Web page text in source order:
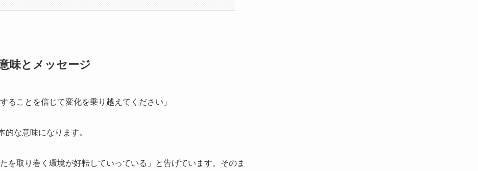
味とメッセージ
ることを信じて変化を乗り越えてください」
な意味になります。
を取り巻く環境が好転していっている」と告げています。そのま